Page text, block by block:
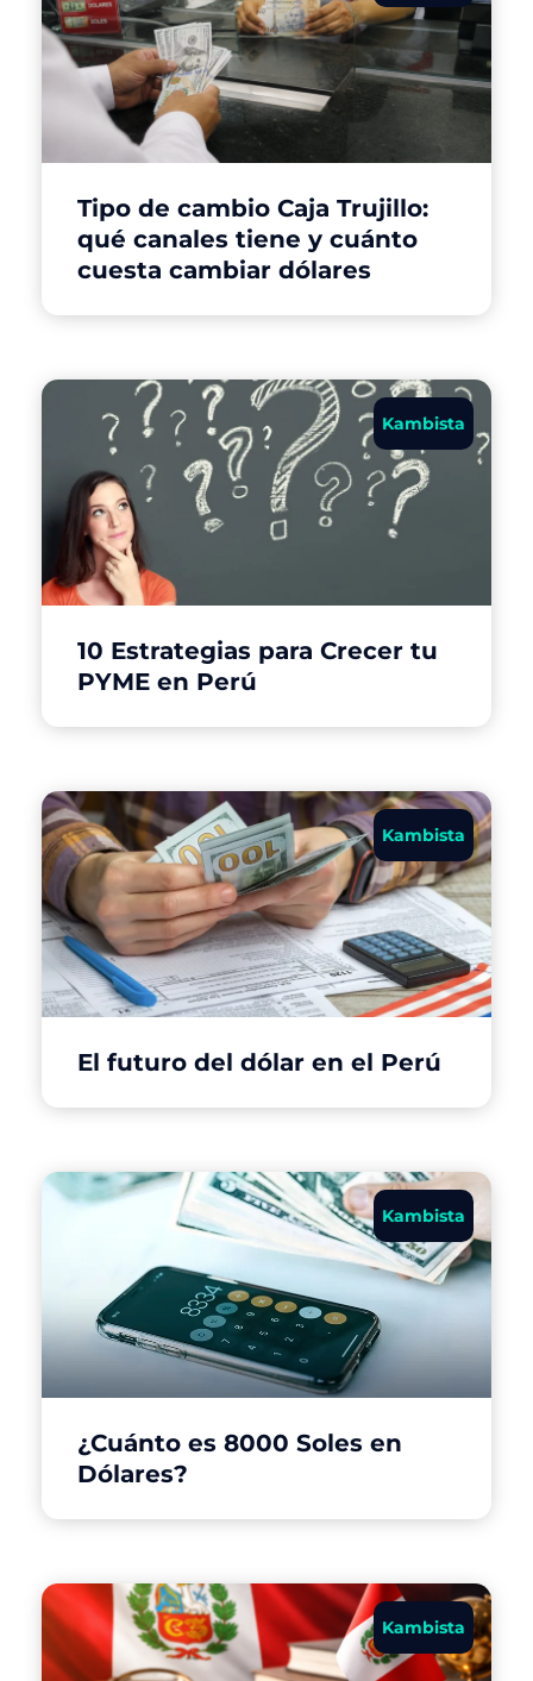
Tipo de cambio Caja Trujillo:
qué canales tiene y cuánto
cuesta cambiar dólares
Kambista
10 Estrategias para Crecer tu
PYME en Perú
Kambista
El futuro del dólar en el Perú
Kambista
¿Cuánto es 8000 Soles en
Dólares?
Kambista